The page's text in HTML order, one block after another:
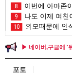
8 이번에 아마존
9 나도 이제 여친
10 외모때문에 인
▶ 네이버,구글에 '
포토